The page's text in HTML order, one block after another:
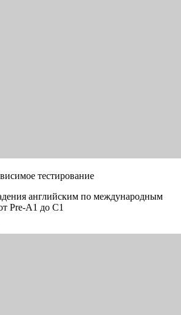
тестирование
английским по международным
Pre-A1 до C1